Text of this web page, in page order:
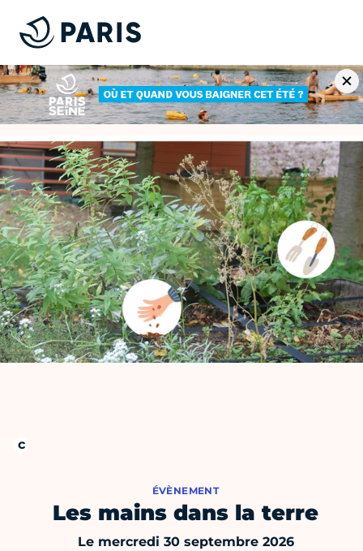
ÉVÈNEMENT
Les mains dans la terre
Le mercredi 30 septembre 2026